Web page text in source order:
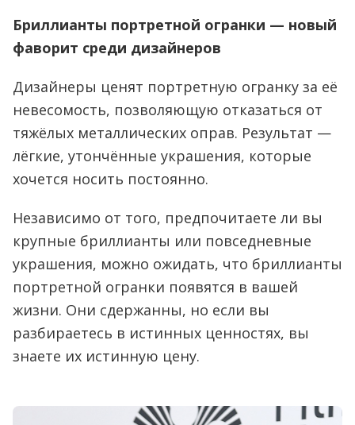
Бриллианты портретной огранки — новый
фаворит среди дизайнеров
Дизайнеры ценят портретную огранку за её
невесомость, позволяющую отказаться от
тяжёлых металлических оправ. Результат —
лёгкие, утончённые украшения, которые
хочется носить постоянно.
Независимо от того, предпочитаете ли вы
крупные бриллианты или повседневные
украшения, можно ожидать, что бриллианты
портретной огранки появятся в вашей
жизни. Они сдержанны, но если вы
разбираетесь в истинных ценностях, вы
знаете их истинную цену.